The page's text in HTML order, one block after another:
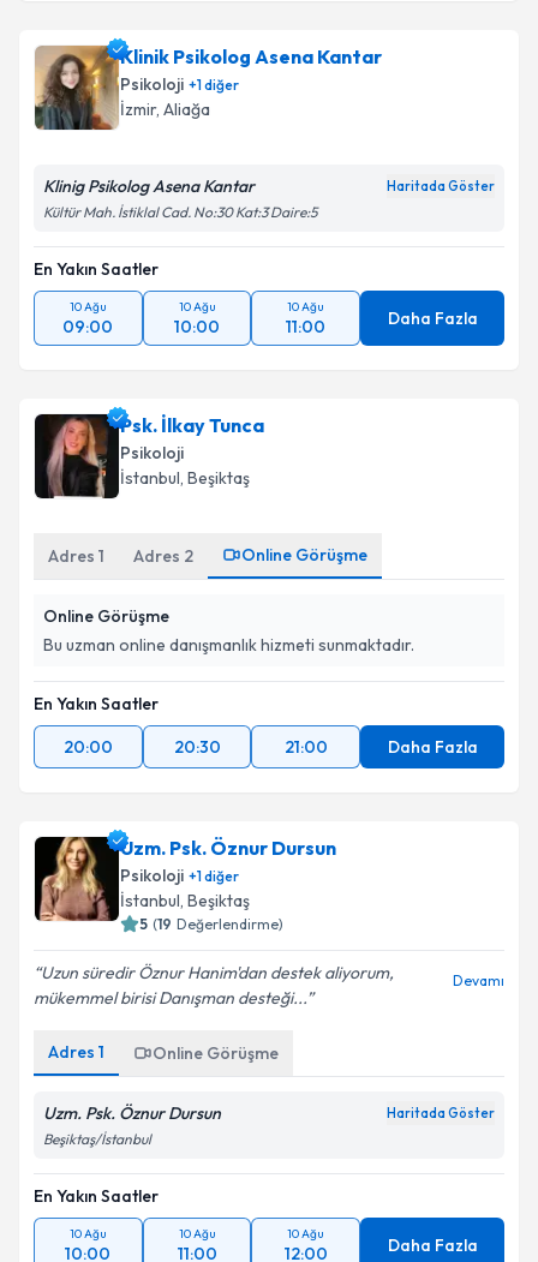
Klinik Psikolog Asena Kantar
Psikoloji +1diğer
İzmir, Aliağa
Klinig Psikolog Asena Kantar Haritada Göster
Kültür Mah. İstiklal Cad. No:30 Kat:3 Daire:5
En Yakın Saatler
10 Ağu
09:00
10 Ağu
10:00
10 Ağu
11:00 Daha Fazla
Psk. İlkay Tunca
Psikoloji
İstanbul, Beşiktaş
Adres 1 Adres 2 Online Görüşme
Online Görüşme
Bu uzman online danışmanlık hizmeti sunmaktadır.
En Yakın Saatler
20:00
20:30 21:00 Daha Fazla
Uzm. Psk. Öznur Dursun
Psikoloji +1diğer
İstanbul, Beşiktaş
5 (19 Değerlendirme)
Uzun süredir Öznur Hanim'dan destek aliyorum,
mükemmel birisi Danışman desteği...
Devamı
Adres 1 Online Görüşme
Uzm. Psk. Öznur Dursun Haritada Göster
Beşiktaş/İstanbul
En Yakın Saatler
10 Ağu
10:00
10 Ağu
11:00
10 Ağu
12:00 Daha Fazla